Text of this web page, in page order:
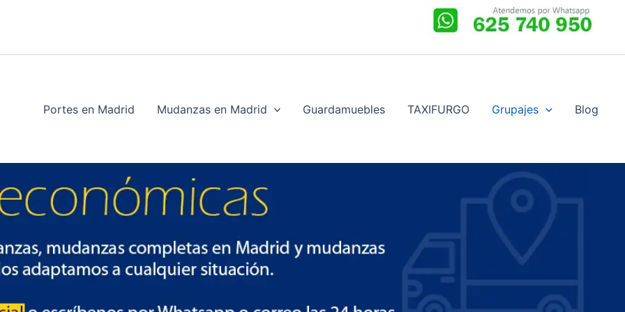
Portes en Madrid Mudanzas en Madrid Guardamuebles TAXIFURGO Grupajes Blog